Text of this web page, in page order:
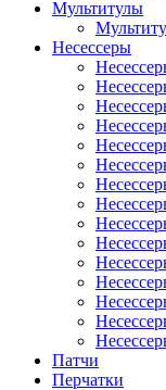
Мультитулы
Несессеры
Патчи
Перчатки